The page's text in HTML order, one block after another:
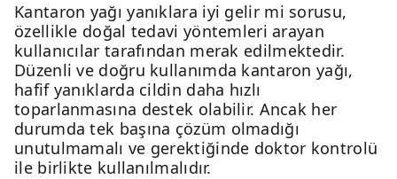
Kantaron yağı yanıklara iyi gelir mi sorusu,
özellikle doğal tedavi yöntemleri arayan
kullanıcılar tarafından merak edilmektedir.
Düzenli ve doğru kullanımda kantaron yağı,
hafif yanıklarda cildin daha hızlı
toparlanmasına destek olabilir. Ancak her
durumda tek başına çözüm olmadığı
unutulmamalı ve gerektiğinde doktor kontrolü
ile birlikte kullanılmalıdır.